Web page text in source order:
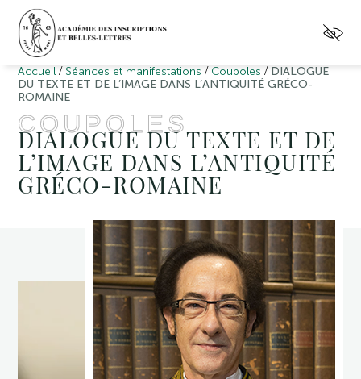
Accueil / Séances et manifestations / Coupoles / DIALOGUE
DU TEXTE ET DE L’IMAGE DANS L’ANTIQUITÉ GRÉCO-
ROMAINE
COUPOLES
DIALOGUE DU TEXTE ET DE
L’IMAGE DANS L’ANTIQUITÉ
GRÉCO-ROMAINE